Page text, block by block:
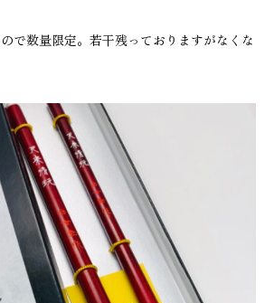
で数量限定。若干残っておりますがなくな